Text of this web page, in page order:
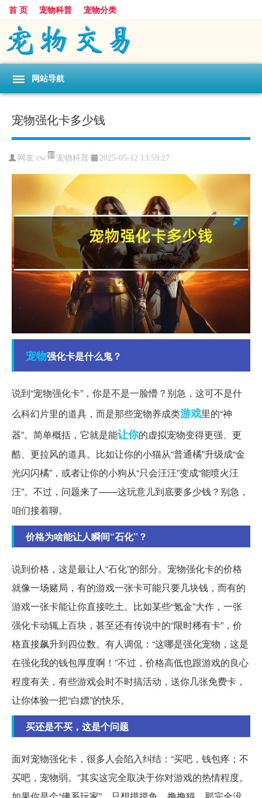
首 页 宠物科普 宠物分类
网站导航
宠物强化卡多少钱
网友:cw 宠物科普 2025-05-12 13:59:27
宠物强化卡是什么鬼？
说到“宠物强化卡”，你是不是一脸懵？别急，这可不是什
么科幻片里的道具，而是那些宠物养成类游戏里的“神
器”。简单概括，它就是能让你的虚拟宠物变得更强、更
酷、更拉风的道具。比如让你的小猫从“普通橘”升级成“金
光闪闪橘”，或者让你的小狗从“只会汪汪”变成“能喷火汪
汪”。不过，问题来了——这玩意儿到底要多少钱？别急，
咱们接着聊。
价格为啥能让人瞬间“石化”？
说到价格，这是最让人“石化”的部分。宠物强化卡的价格
就像一场赌局，有的游戏一张卡可能只要几块钱，而有的
游戏一张卡能让你直接吃土。比如某些“氪金”大作，一张
强化卡动辄上百块，甚至还有传说中的“限时稀有卡”，价
格直接飙升到四位数。有人调侃：“这哪是强化宠物，这是
在强化我的钱包厚度啊！”不过，价格高低也跟游戏的良心
程度有关，有些游戏会时不时搞活动，送你几张免费卡，
让你体验一把“白嫖”的快乐。
买还是不买，这是个问题
面对宠物强化卡，很多人会陷入纠结：“买吧，钱包疼；不
买吧，宠物弱。”其实这完全取决于你对游戏的热情程度。